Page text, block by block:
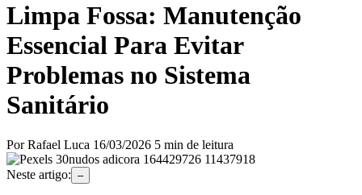
Limpa Fossa: Manutenção
Essencial Para Evitar
Problemas no Sistema
Sanitário
Por Rafael Luca 16/03/2026 5 min de leitura
Neste artigo: –